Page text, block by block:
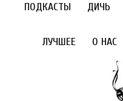
ПОДКАСТЫ ДИЧЬ
ЛУЧШЕЕ О НАС